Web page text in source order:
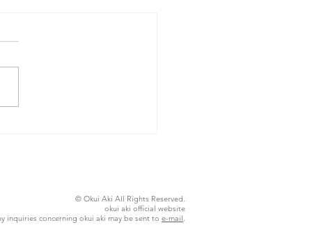
© Okui Aki All Rights Reserved.
okui aki official website
inquiries concerning okui aki may be sent to e-mail.